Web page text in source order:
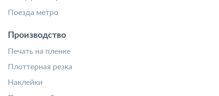
Поезда метро
Производство
Печать на пленке
Плоттерная резка
Наклейки